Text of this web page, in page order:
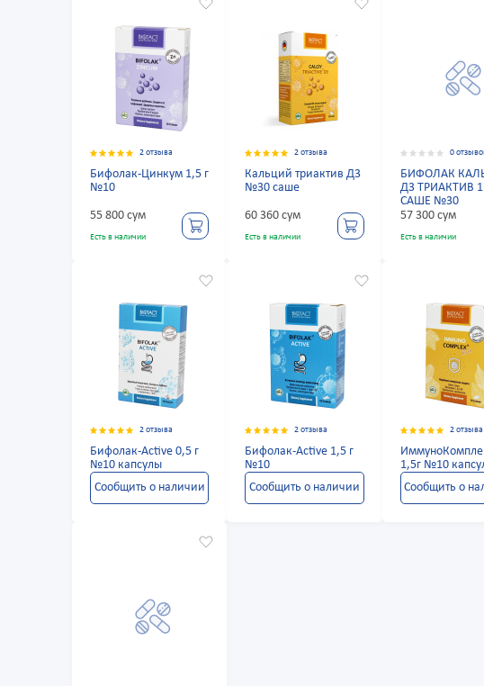
2 отзыва
Бифолак-Цинкум 1,5 г
№10
55 800 сум
Есть в наличии
2 отзыва
Кальций триактив Д3
№30 саше
60 360 сум
Есть в наличии
0
БИФОЛАК
Д3 ТРИАКТИВ
САШЕ №30
57 300 сум
Есть в наличии
2 отзыва
Бифолак-Active 0,5 г
№10 капсулы
Сообщить о наличии
2 отзыва
Бифолак-Active 1,5 г
№10
Сообщить о наличии
2 отзыва
1,5г №10
Сообщить о